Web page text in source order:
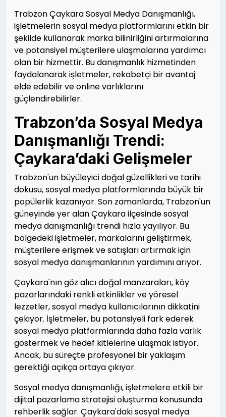
Trabzon Çaykara Sosyal Medya Danışmanlığı,
işletmelerin sosyal medya platformlarını etkin bir
şekilde kullanarak marka bilinirliğini artırmalarına
ve potansiyel müşterilere ulaşmalarına yardımcı
olan bir hizmettir. Bu danışmanlık hizmetinden
faydalanarak işletmeler, rekabetçi bir avantaj
elde edebilir ve online varlıklarını
güçlendirebilirler.
Trabzon’da Sosyal Medya
Danışmanlığı Trendi:
Çaykara’daki Gelişmeler
Trabzon'un büyüleyici doğal güzellikleri ve tarihi
dokusu, sosyal medya platformlarında büyük bir
popülerlik kazanıyor. Son zamanlarda, Trabzon'un
güneyinde yer alan Çaykara ilçesinde sosyal
medya danışmanlığı trendi hızla yayılıyor. Bu
bölgedeki işletmeler, markalarını geliştirmek,
müşterilere erişmek ve satışları artırmak için
sosyal medya danışmanlarının yardımını arıyor.
Çaykara'nın göz alıcı doğal manzaraları, köy
pazarlarındaki renkli etkinlikler ve yöresel
lezzetler, sosyal medya kullanıcılarının dikkatini
çekiyor. İşletmeler, bu potansiyeli fark ederek
sosyal medya platformlarında daha fazla varlık
göstermek ve hedef kitlelerine ulaşmak istiyor.
Ancak, bu süreçte profesyonel bir yaklaşım
gerektiği açıkça ortaya çıkıyor.
Sosyal medya danışmanlığı, işletmelere etkili bir
dijital pazarlama stratejisi oluşturma konusunda
rehberlik sağlar. Çaykara'daki sosyal medya